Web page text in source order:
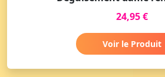
24,95 €
Voir le Produit